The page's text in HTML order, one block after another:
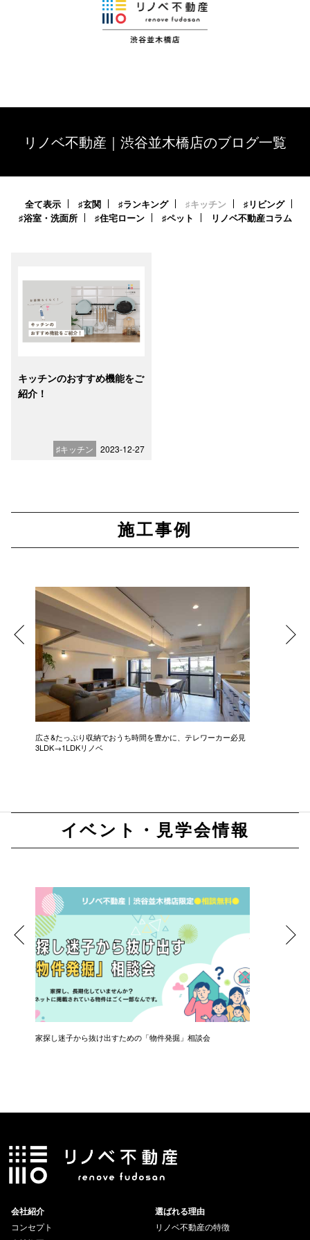
リノベ不動産｜渋谷並木橋店のブログ一覧
全て表示 ♯玄関 ♯ランキング ♯キッチン
♯リビング
♯浴室・洗面所
♯住宅ローン ♯ペット リノベ不動産コラム
キッチンのおすすめ機能をご
紹介！
♯キッチン 2023-12-27
施工事例
広さ&たっぷり収納でおうち時間を豊かに、テレワーカー必見
3LDK→1LDKリノベ
イベント・見学会情報
家探し迷子から抜け出すための「物件発掘」相談会
会社紹介
コンセプト
選ばれる理由
リノベ不動産の特徴